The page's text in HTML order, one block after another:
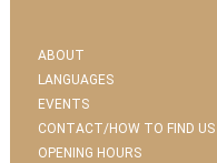
ABOUT
LANGUAGES
EVENTS
CONTACT/HOW TO FIND US
OPENING HOURS